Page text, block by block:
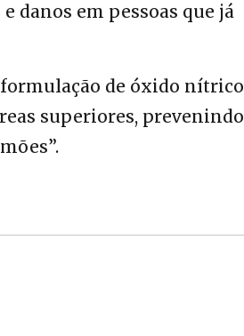
danos em pessoas que já
de óxido nítrico
superiores, prevenindo